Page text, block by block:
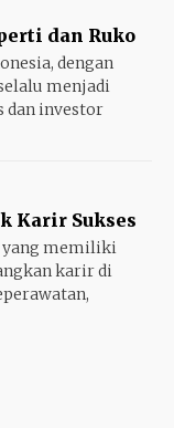
dan Ruko
dengan
menjadi
dan investor
Karir Sukses
yang memiliki
karir di